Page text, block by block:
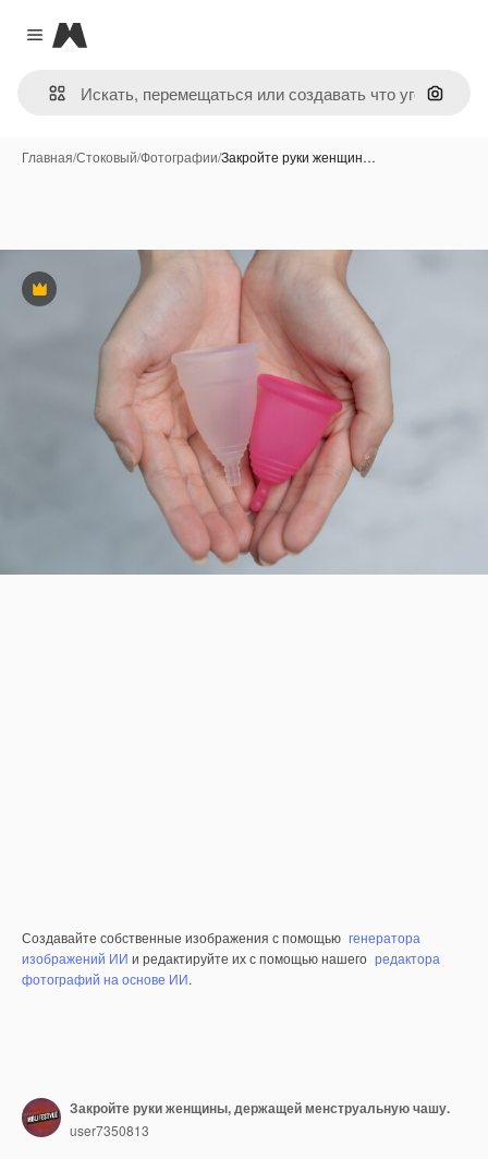
Close menu
Magnific
Поиск
Главная/Стоковый/Фотографии/Закройте руки женщин…
Премиум
Создавайте собственные изображения с помощью генератора
изображений ИИ и редактируйте их с помощью нашего редактора
фотографий на основе ИИ.
Закройте руки женщины, держащей менструальную чашу.
user7350813